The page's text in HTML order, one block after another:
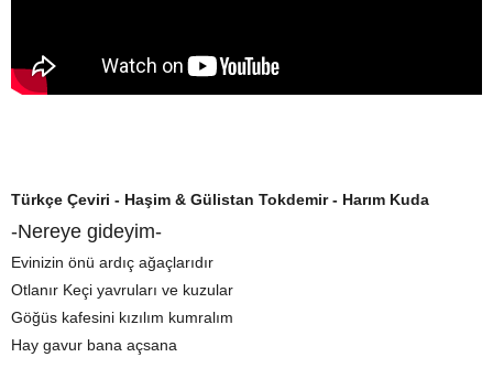
Türkçe Çeviri - Haşim & Gülistan Tokdemir - Harım Kuda
-Nereye gideyim-
Evinizin önü ardıç ağaçlarıdır
Otlanır Keçi yavruları ve kuzular
Göğüs kafesini kızılım kumralım
Hay gavur bana açsana